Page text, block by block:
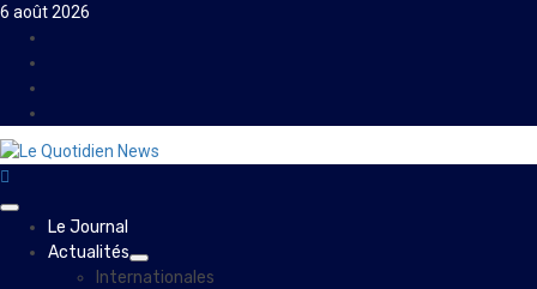
Skip
content
6 août 2026
PrimaryLe Journal
Actualités
Internationales